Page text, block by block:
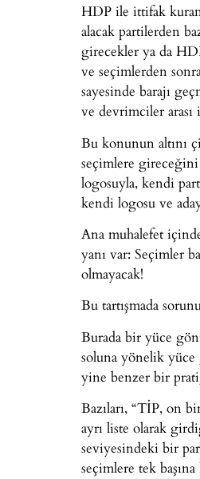
HDP ile ittifak kuran
alacak partilerden
girecekler ya da
ve seçimlerden
sayesinde barajı
ve devrimciler arası
Bu konunun altını
seçimlere gireceğini
logosuyla, kendi
kendi logosu ve
Ana muhalefet
yanı var: Seçimler
olmayacak!
Bu tartışmada
Burada bir yüce
soluna yönelik yüce
yine benzer bir
Bazıları, “TİP, on
ayrı liste olarak
seviyesindeki bir
seçimlere tek başına